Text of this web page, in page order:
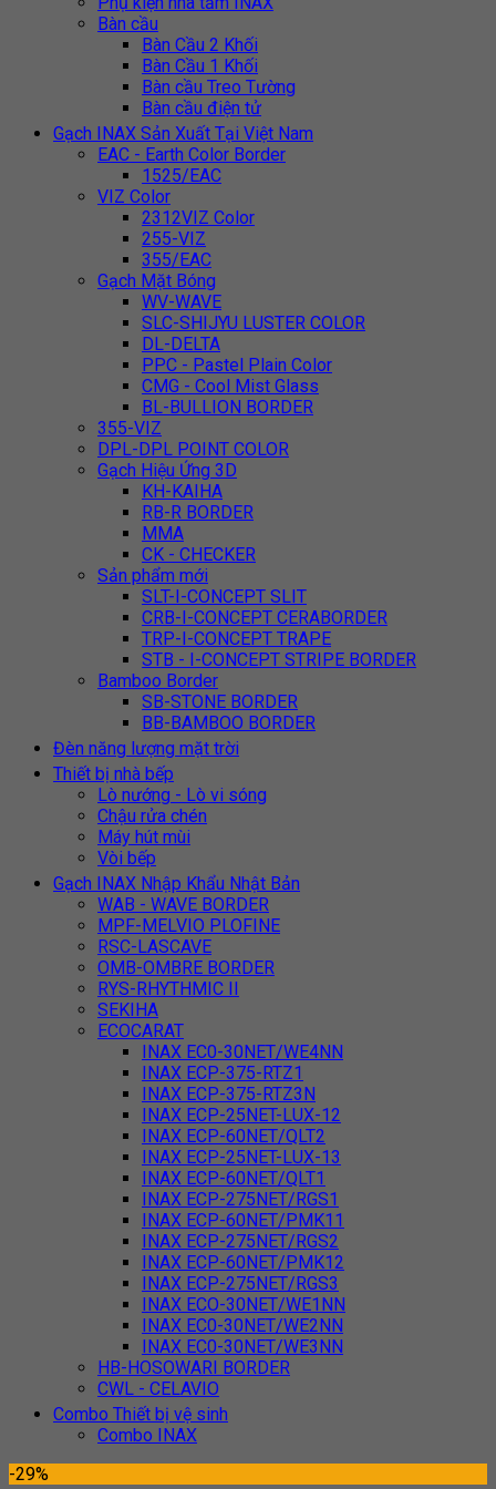
Bàn cầu
Bàn Cầu 2 Khối
Bàn Cầu 1 Khối
Bàn cầu Treo Tường
Bàn cầu điện tử
Gạch INAX Sản Xuất Tại Việt Nam
EAC - Earth Color Border
1525/EAC
VIZ Color
2312VIZ Color
255-VIZ
355/EAC
Gạch Mặt Bóng
WV-WAVE
SLC-SHIJYU LUSTER COLOR
DL-DELTA
PPC - Pastel Plain Color
CMG - Cool Mist Glass
BL-BULLION BORDER
355-VIZ
DPL-DPL POINT COLOR
Gạch Hiệu Ứng 3D
KH-KAIHA
RB-R BORDER
MMA
CK - CHECKER
Sản phẩm mới
SLT-I-CONCEPT SLIT
CRB-I-CONCEPT CERABORDER
TRP-I-CONCEPT TRAPE
STB - I-CONCEPT STRIPE BORDER
Bamboo Border
SB-STONE BORDER
BB-BAMBOO BORDER
Đèn năng lượng mặt trời
Thiết bị nhà bếp
Lò nướng - Lò vi sóng
Chậu rửa chén
Máy hút mùi
Vòi bếp
Gạch INAX Nhập Khẩu Nhật Bản
WAB - WAVE BORDER
MPF-MELVIO PLOFINE
RSC-LASCAVE
OMB-OMBRE BORDER
RYS-RHYTHMIC II
SEKIHA
ECOCARAT
INAX EC0-30NET/WE4NN
INAX ECP-375-RTZ1
INAX ECP-375-RTZ3N
INAX ECP-25NET-LUX-12
INAX ECP-60NET/QLT2
INAX ECP-25NET-LUX-13
INAX ECP-60NET/QLT1
INAX ECP-275NET/RGS1
INAX ECP-60NET/PMK11
INAX ECP-275NET/RGS2
INAX ECP-60NET/PMK12
INAX ECP-275NET/RGS3
INAX ECO-30NET/WE1NN
INAX EC0-30NET/WE2NN
INAX EC0-30NET/WE3NN
HB-HOSOWARI BORDER
CWL - CELAVIO
Combo Thiết bị vệ sinh
Combo INAX
-29%